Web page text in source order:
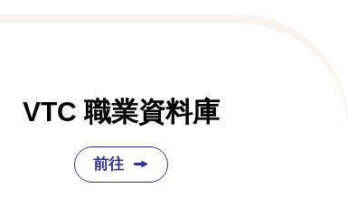
VTC 職業資料庫
前往